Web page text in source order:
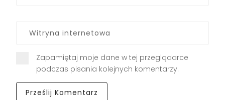
Zapamiętaj moje dane w tej przeglądarce
podczas pisania kolejnych komentarzy.